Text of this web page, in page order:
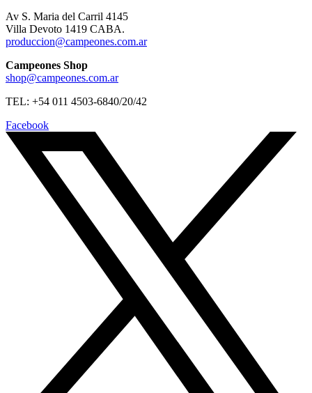
Av S. Maria del Carril 4145
Villa Devoto 1419 CABA.
produccion@campeones.com.ar
Campeones Shop
shop@campeones.com.ar
TEL: +54 011 4503-6840/20/42
Facebook